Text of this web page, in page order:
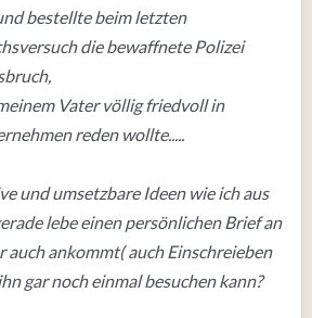
bestellte beim letzten
die bewaffnete Polizei
Vater völlig friedvoll in
reden wollte.....
und umsetzbare Ideen wie ich aus
lebe einen persönlichen Brief an
auch ankommt( auch Einschreieben
gar noch einmal besuchen kann?